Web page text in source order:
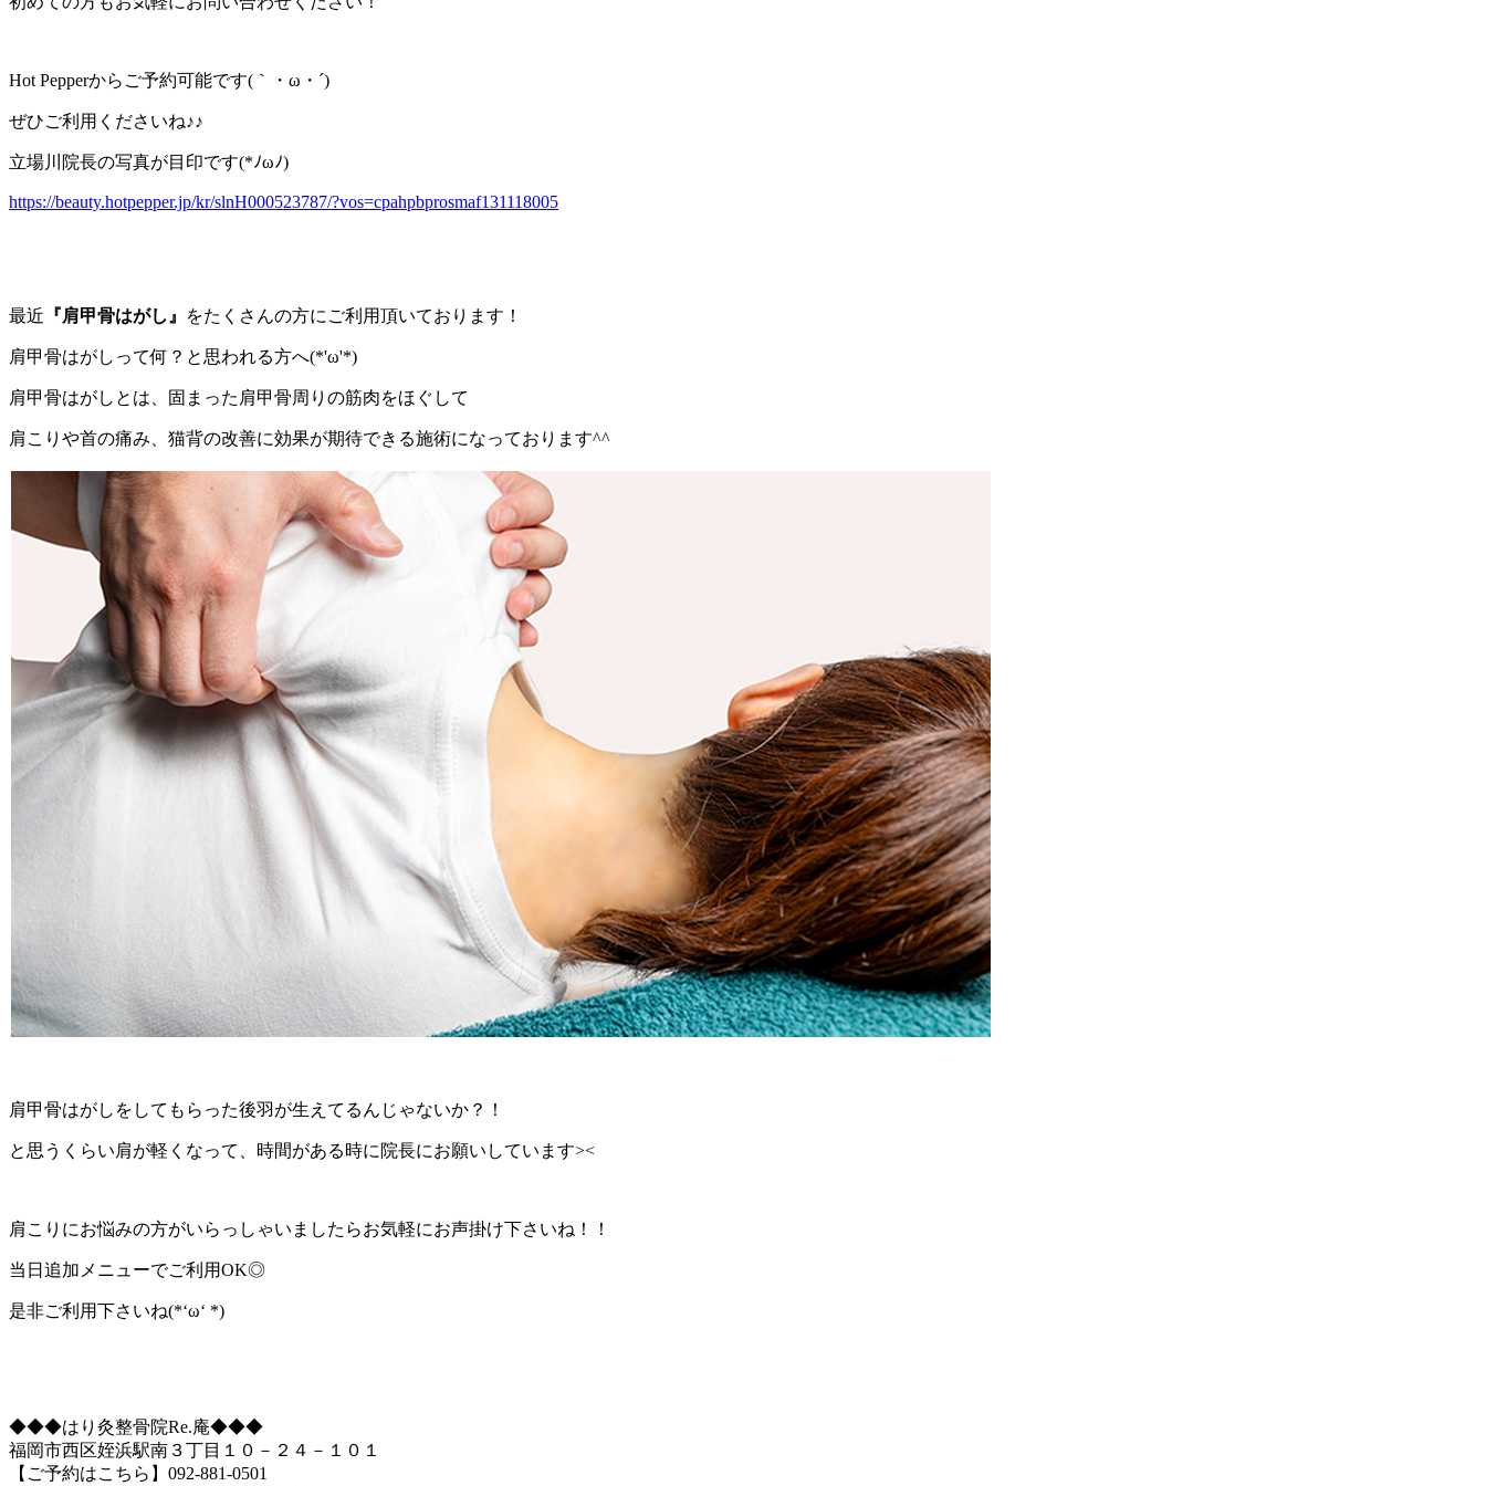
Hot Pepperからご予約可能です(｀・ω・´)ゞ
ぜひご利用くださいね♪♪
立場川院長の写真が目印です(*ﾉωﾉ)
https://beauty.hotpepper.jp/kr/slnH000523787/?vos=cpahpbprosmaf131118005
最近 『肩甲骨はがし』 をたくさんの方にご利用頂いております！
肩甲骨はがしって何？と思われる方へ(*'ω'*)
肩甲骨はがしとは、 固まった肩甲骨周りの筋肉をほぐして
肩こりや首の痛み、猫背の改善に効果が期待できる施術になっております^^
肩甲骨はがしをしてもらった後羽が生えてるんじゃないか？！
と思うくらい肩が軽くなって、時間がある時に院長にお願いしています><
肩こりにお悩みの方がいらっしゃいましたらお気軽にお声掛け下さいね！！
当日追加メニューでご利用OK◎
是非ご利用下さいね(*‘ω‘ *)
◆◆◆はり灸整骨院Re.庵◆◆◆
福岡市西区姪浜駅南３丁目１０－２４－１０１
【ご予約はこちら】092-881-0501